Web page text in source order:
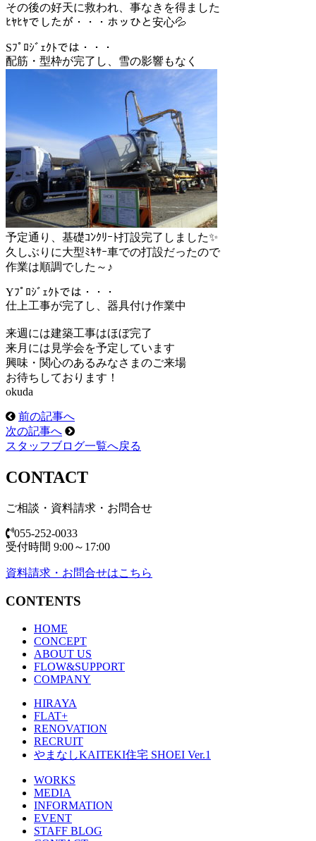
その後の好天に救われ、事なきを得ました
ﾋﾔﾋﾔでしたが・・・ホッひと安心💦
Sﾌﾟﾛｼﾞｪｸﾄでは・・・
配筋・型枠が完了し、雪の影響もなく
予定通り、基礎ｺﾝｸﾘｰﾄ打設完了しました✨
久しぶりに大型ﾐｷｻｰ車での打設だったので
作業は順調でした～♪
Yﾌﾟﾛｼﾞｪｸﾄでは・・・
仕上工事が完了し、器具付け作業中
来週には建築工事はほぼ完了
来月には見学会を予定しています
興味・関心のあるみなさまのご来場
お待ちしております！
okuda
前の記事へ
次の記事へ
スタッフブログ一覧へ戻る
CONTACT
ご相談・資料請求・お問合せ
055-252-0033
受付時間 9:00～17:00
資料請求・お問合せはこちら
CONTENTS
HOME
CONCEPT
ABOUT US
FLOW&SUPPORT
COMPANY
HIRAYA
FLAT+
RENOVATION
RECRUIT
やまなしKAITEKI住宅 SHOEI Ver.1
WORKS
MEDIA
INFORMATION
EVENT
STAFF BLOG